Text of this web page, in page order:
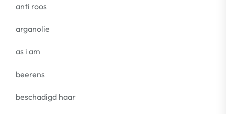
anti roos
arganolie
as i am
beerens
beschadigd haar